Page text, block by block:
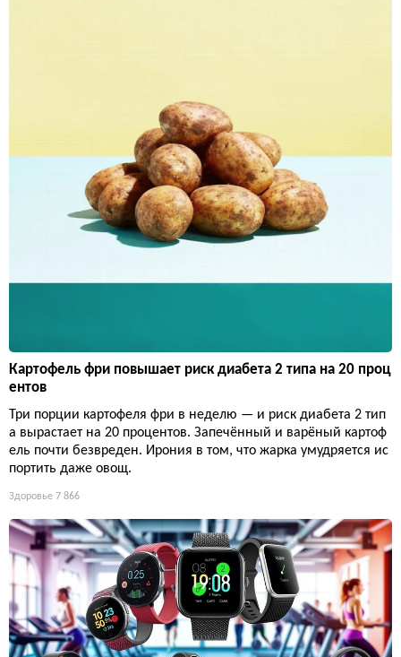
Картофель фри повышает риск диабета 2 типа на 20 проц
ентов
Три порции картофеля фри в неделю — и риск диабета 2 тип
а вырастает на 20 процентов. Запечённый и варёный картоф
ель почти безвреден. Ирония в том, что жарка умудряется ис
портить даже овощ.
Здоровье 7 866